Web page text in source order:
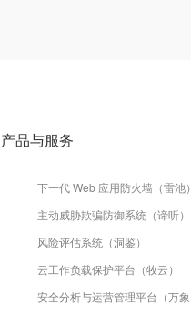
产品与服务
下一代 Web 应用防火墙（雷池）
主动威胁欺骗防御系统（谛听）
风险评估系统（洞鉴）
云工作负载保护平台（牧云）
安全分析与运营管理平台（万象